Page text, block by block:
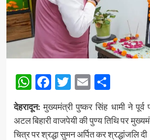
WhatsApp
Facebook
Twitter
EmailShare
देहरादून: मुख्यमंत्री पुष्कर सिंह धामी ने पूर्व
अटल बिहारी वाजपेयी की पुण्य तिथि पर
चित्र पर श्रद्धा सुमन अर्पित कर श्रद्धांजलि